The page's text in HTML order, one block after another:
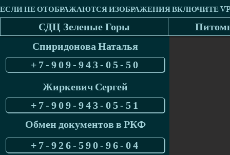
СДЦ Зеленые Горы
Спиридонова Наталья
+7-909-943-05-50
Жиркевич Сергей
+7-909-943-05-51
Обмен документов в РКФ
+7-926-590-96-04